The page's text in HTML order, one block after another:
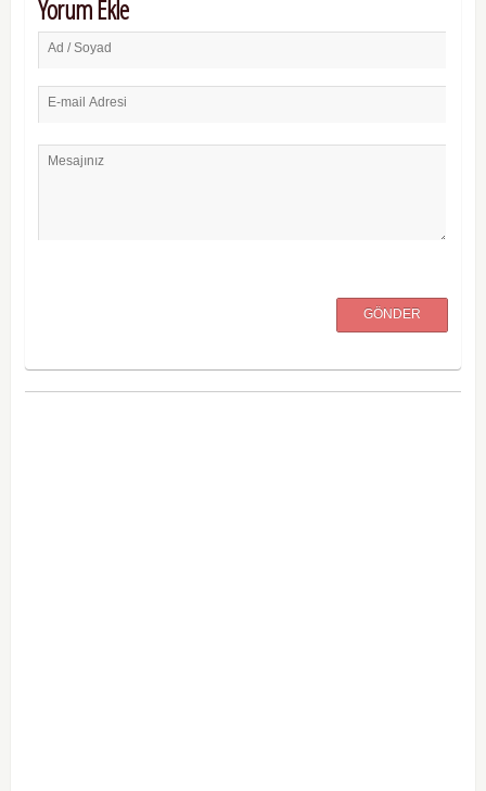
Yorum Ekle
Ad / Soyad
E-mail Adresi
Mesajınız
GÖNDER